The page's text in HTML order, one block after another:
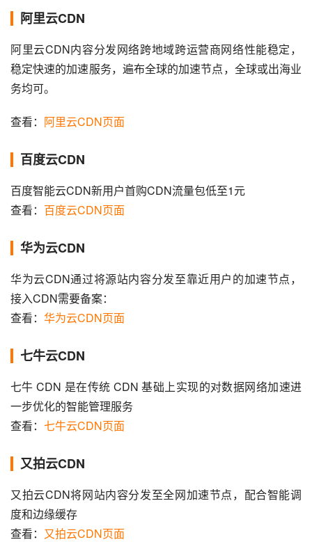
阿里云CDN
阿里云CDN内容分发网络跨地域跨运营商网络性能稳定，
稳定快速的加速服务，遍布全球的加速节点，全球或出海业
务均可。
查看： 阿里云CDN页面
百度云CDN
百度智能云CDN新用户首购CDN流量包低至1元
查看： 百度云CDN页面
华为云CDN
华为云CDN通过将源站内容分发至靠近用户的加速节点，
接入CDN需要备案：
查看： 华为云CDN页面
七牛云CDN
七牛 CDN 是在传统 CDN 基础上实现的对数据网络加速进
一步优化的智能管理服务
查看： 七牛云CDN页面
又拍云CDN
又拍云CDN将网站内容分发至全网加速节点，配合智能调
度和边缘缓存
查看： 又拍云CDN页面